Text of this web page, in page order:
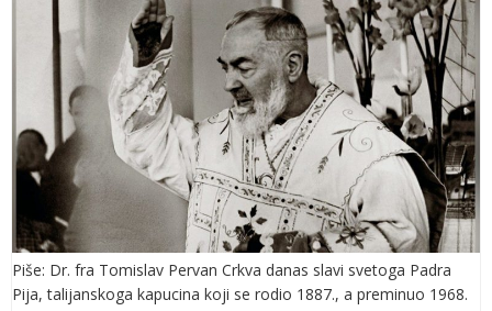
Piše: Dr. fra Tomislav Pervan Crkva danas slavi svetoga Padra
Pija, talijanskoga kapucina koji se rodio 1887., a preminuo 1968.